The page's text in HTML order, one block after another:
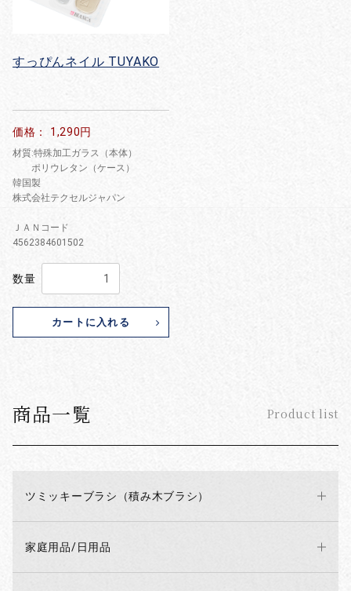
商品一覧 Product list
ツミッキーブラシ（積み木ブラシ）
家庭用品/日用品
すっぴんネイル TUYAKO
価格： 1,290円
材質:特殊加工ガラス（本体）
ポリウレタン（ケース）
韓国製
株式会社テクセルジャパン
ＪＡＮコード
4562384601502
数量
カートに入れる